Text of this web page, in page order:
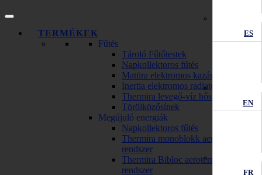
ES
EN
FR
TERMÉKEK
Fűtés
Tároló Fűtőtestek
Napkollektoros fűtés
Mattira elektromos kazánok
Inertia elektromos radiator
Thermira levegő-víz hőszivattyú
Törölközősínek
Megújuló energiák
Napkollektoros fűtés
Thermira monoblokk aerotermikus
rendszer
Thermira Bibloc aerotermikus
rendszer